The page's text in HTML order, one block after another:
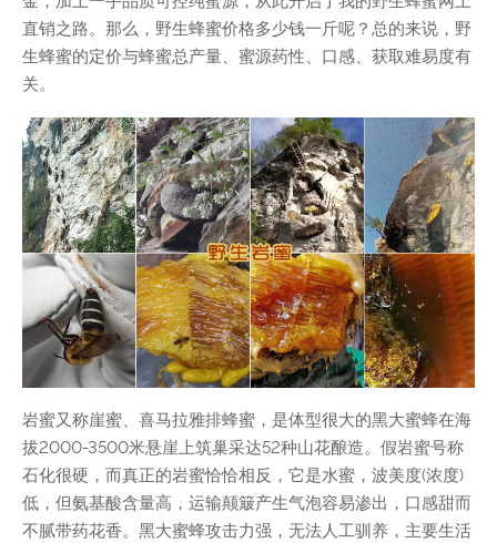
直销之路。那么，野生蜂蜜价格多少钱一斤呢？总的来说，野
生蜂蜜的定价与蜂蜜总产量、蜜源药性、口感、获取难易度有
关。
岩蜜又称崖蜜、喜马拉雅排蜂蜜，是体型很大的黑大蜜蜂在海
拔2000-3500米悬崖上筑巢采达52种山花酿造。假岩蜜号称
石化很硬，而真正的岩蜜恰恰相反，它是水蜜，波美度(浓度)
低，但氨基酸含量高，运输颠簸产生气泡容易渗出，口感甜而
不腻带药花香。黑大蜜蜂攻击力强，无法人工驯养，主要生活